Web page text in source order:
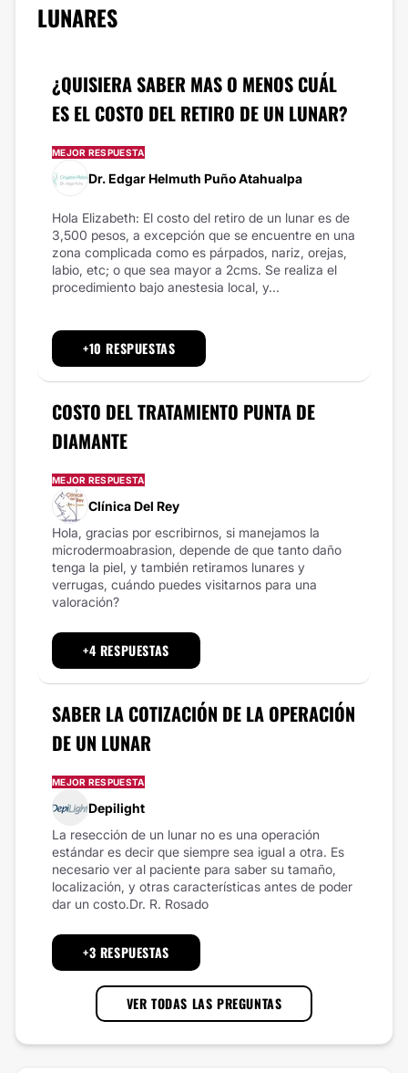
LUNARES
¿QUISIERA SABER MAS O MENOS CUÁL
ES EL COSTO DEL RETIRO DE UN LUNAR?
MEJOR RESPUESTA
Dr. Edgar Helmuth Puño Atahualpa
Hola Elizabeth: El costo del retiro de un lunar es de
3,500 pesos, a excepción que se encuentre en una
zona complicada como es párpados, nariz, orejas,
labio, etc; o que sea mayor a 2cms. Se realiza el
procedimiento bajo anestesia local, y...
+10 RESPUESTAS
COSTO DEL TRATAMIENTO PUNTA DE
DIAMANTE
MEJOR RESPUESTA
Clínica Del Rey
Hola, gracias por escribirnos, si manejamos la
microdermoabrasion, depende de que tanto daño
tenga la piel, y también retiramos lunares y
verrugas, cuándo puedes visitarnos para una
valoración?
+4 RESPUESTAS
SABER LA COTIZACIÓN DE LA OPERACIÓN
DE UN LUNAR
MEJOR RESPUESTA
Depilight
La resección de un lunar no es una operación
estándar es decir que siempre sea igual a otra. Es
necesario ver al paciente para saber su tamaño,
localización, y otras características antes de poder
dar un costo.Dr. R. Rosado
+3 RESPUESTAS
VER TODAS LAS PREGUNTAS